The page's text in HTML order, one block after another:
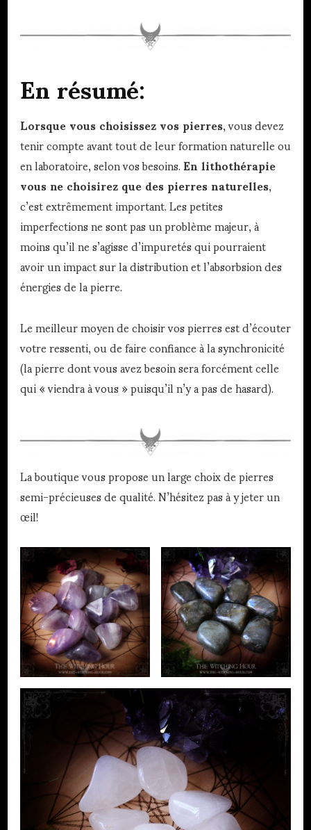
En résumé:
Lorsque vous choisissez vos pierres, vous devez
tenir compte avant tout de leur formation naturelle ou
en laboratoire, selon vos besoins.En lithothérapie
vous ne choisirez que des pierres naturelles,
c’est extrêmement important. Les petites
imperfections ne sont pas un problème majeur, à
moins qu’il ne s’agisse d’impuretés qui pourraient
avoir un impact sur la distribution et l’absorbsion des
énergies de la pierre.
Le meilleur moyen de choisir vos pierres est d’écouter
votre ressenti, ou de faire confiance à la synchronicité
(la pierre dont vous avez besoin sera forcément celle
qui « viendra à vous » puisqu’il n’y a pas de hasard).
La boutique vous propose un large choix de pierres
semi-précieuses de qualité. N’hésitez pas à y jeter un
œil!